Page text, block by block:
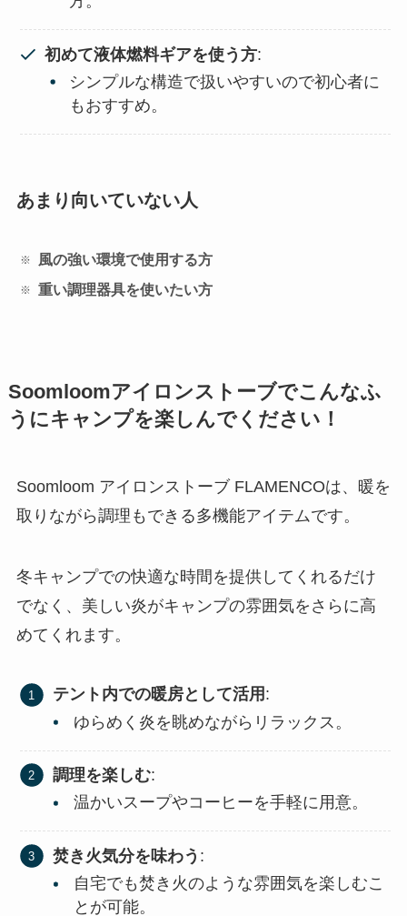
初めて液体燃料ギアを使う方:
シンプルな構造で扱いやすいので初心者に
もおすすめ。
あまり向いていない人
風の強い環境で使用する方
重い調理器具を使いたい方
Soomloomアイロンストーブでこんなふ
うにキャンプを楽しんでください！
Soomloom アイロンストーブ FLAMENCOは、暖を
取りながら調理もできる多機能アイテムです。
冬キャンプでの快適な時間を提供してくれるだけ
でなく、美しい炎がキャンプの雰囲気をさらに高
めてくれます。
テント内での暖房として活用 :
ゆらめく炎を眺めながらリラックス。
調理を楽しむ:
温かいスープやコーヒーを手軽に用意。
焚き火気分を味わう :
自宅でも焚き火のような雰囲気を楽しむこ
とが可能。